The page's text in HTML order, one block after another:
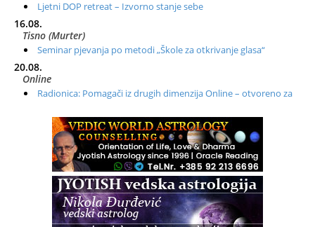
Ljetni DOP retreat – Izvorno stanje sebe
16.08.
Tisno (Murter)
Seminar pjevanja po metodi „Škole za otkrivanje glasa“
20.08.
Online
Radionica: Pomagači iz drugih dimenzija Online – otvoreno za
Zagreb+Online
Osnovni ThetaHealing® tečaj, Zagreb i Online
Zagreb
Osnovna radionica za izscjeljivanje pranom (Basic Pranic
Healing course)